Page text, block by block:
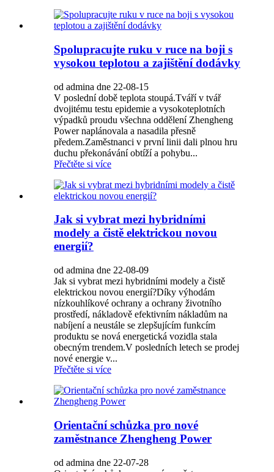
Spolupracujte ruku v ruce na boji s
vysokou teplotou a zajištění dodávky
od admina dne 22-08-15
V poslední době teplota stoupá.Tváří v tvář
dvojitému testu epidemie a vysokoteplotních
výpadků proudu všechna oddělení Zhengheng
Power naplánovala a nasadila přesně
předem.Zaměstnanci v první linii dali plnou hru
duchu překonávání obtíží a pohybu...
Přečtěte si více
Jak si vybrat mezi hybridními
modely a čistě elektrickou novou
energií?
od admina dne 22-08-09
Jak si vybrat mezi hybridními modely a čistě
elektrickou novou energií?Díky výhodám
nízkouhlíkové ochrany a ochrany životního
prostředí, nákladově efektivním nákladům na
nabíjení a neustále se zlepšujícím funkcím
produktu se nová energetická vozidla stala
obecným trendem.V posledních letech se prodej
nové energie v...
Přečtěte si více
Orientační schůzka pro nové
zaměstnance Zhengheng Power
od admina dne 22-07-28